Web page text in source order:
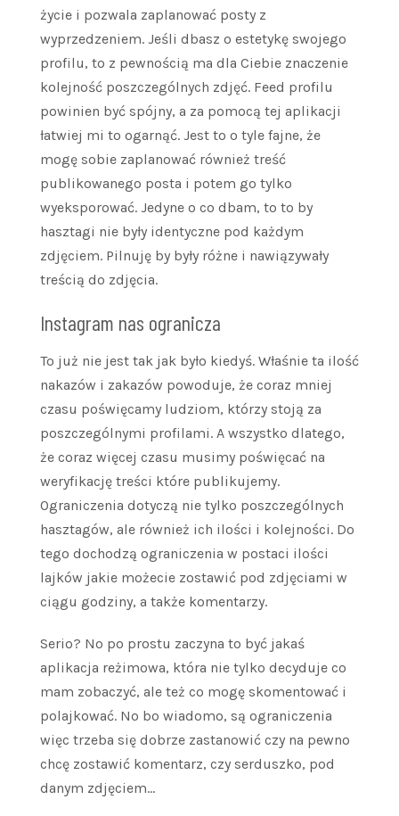
życie i pozwala zaplanować posty z
wyprzedzeniem. Jeśli dbasz o estetykę swojego
profilu, to z pewnością ma dla Ciebie znaczenie
kolejność poszczególnych zdjęć. Feed profilu
powinien być spójny, a za pomocą tej aplikacji
łatwiej mi to ogarnąć. Jest to o tyle fajne, że
mogę sobie zaplanować również treść
publikowanego posta i potem go tylko
wyeksporować. Jedyne o co dbam, to to by
hasztagi nie były identyczne pod każdym
zdjęciem. Pilnuję by były różne i nawiązywały
treścią do zdjęcia.
Instagram nas ogranicza
To już nie jest tak jak było kiedyś. Właśnie ta ilość
nakazów i zakazów powoduje, że coraz mniej
czasu poświęcamy ludziom, którzy stoją za
poszczególnymi profilami. A wszystko dlatego,
że coraz więcej czasu musimy poświęcać na
weryfikację treści które publikujemy.
Ograniczenia dotyczą nie tylko poszczególnych
hasztagów, ale również ich ilości i kolejności. Do
tego dochodzą ograniczenia w postaci ilości
lajków jakie możecie zostawić pod zdjęciami w
ciągu godziny, a także komentarzy.
Serio? No po prostu zaczyna to być jakaś
aplikacja reżimowa, która nie tylko decyduje co
mam zobaczyć, ale też co mogę skomentować i
polajkować. No bo wiadomo, są ograniczenia
więc trzeba się dobrze zastanowić czy na pewno
chcę zostawić komentarz, czy serduszko, pod
danym zdjęciem…